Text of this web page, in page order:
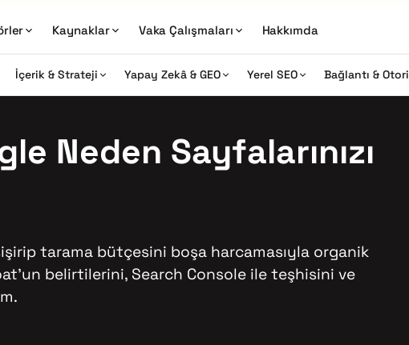
Kaynaklar Vaka Çalışmaları Hakkımda
İçerik & Strateji Yapay Zekâ & GEO Yerel SEO Bağlantı &
Neden Sayfalarınızı
tarama bütçesini boşa harcamasıyla organik
belirtilerini, Search Console ile teşhisini ve